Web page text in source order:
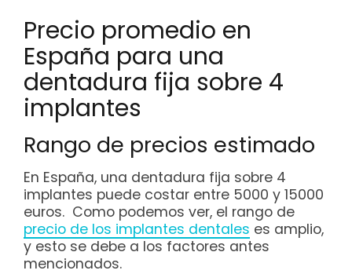
Precio promedio en
España para una
dentadura fija sobre 4
implantes
Rango de precios estimado
En España, una dentadura fija sobre 4
implantes puede costar entre 5000 y 15000
euros. Como podemos ver, el rango de
precio de los implantes dentales es amplio,
y esto se debe a los factores antes
mencionados.